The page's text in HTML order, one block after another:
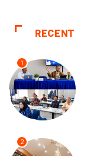
RECENT
1
2